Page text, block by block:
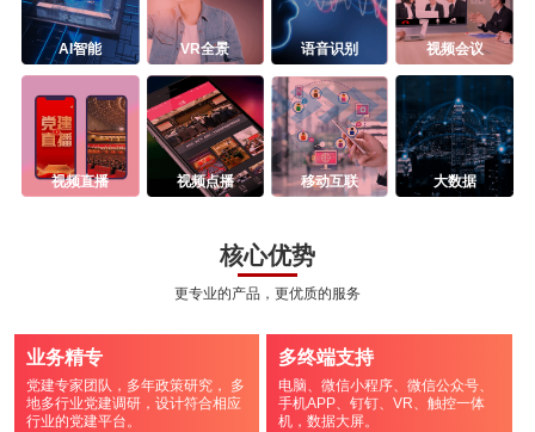
AI智能 VR全景 语音识别 视频会议
视频直播 视频点播 移动互联 大数据
核心优势
更专业的产品，更优质的服务
业务精专
党建专家团队，多年政策研究， 多
地多行业党建调研，设计符合相应
行业的党建平台。
多终端支持
电脑、微信小程序、微信公众号、
手机APP、钉钉、VR、触控一体
机，数据大屏。